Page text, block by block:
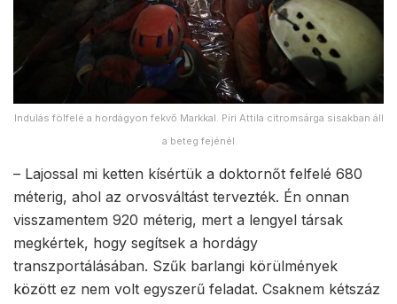
Indulás fölfelé a hordágyon fekvő Markkal. Piri Attila citromsárga sisakban áll
a beteg fejénél
– Lajossal mi ketten kísértük a doktornőt felfelé 680
méterig, ahol az orvosváltást tervezték. Én onnan
visszamentem 920 méterig, mert a lengyel társak
megkértek, hogy segítsek a hordágy
transzportálásában. Szűk barlangi körülmények
között ez nem volt egyszerű feladat. Csaknem kétszáz